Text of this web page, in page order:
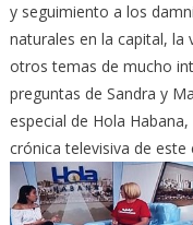
y seguimiento a los
naturales en la capital, la
otros temas de mucho
preguntas de Sandra y
especial de Hola
crónica televisiva de